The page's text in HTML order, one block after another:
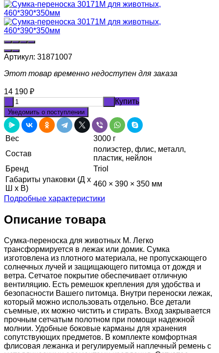
Артикул: 31871007
Этот товар временно недоступен для заказа
14 190 ₽
Купить
Уведомить о поступлении
Вес
3000 г
Состав
полиэстер, флис, металл,
пластик, нейлон
Бренд
Triol
Габариты упаковки (Д х
Ш х В)
460 × 390 × 350 мм
Подробные характеристики
Описание товара
Сумка-переноска для животных M. Легко
трансформируется в лежак или домик. Сумка
изготовлена из плотного материала, не пропускающего
солнечных лучей и защищающего питомца от дождя и
ветра. Сетчатое покрытие обеспечивает отличную
вентиляцию. Есть ремешок крепления для удобства и
безопасности Вашего питомца. Внутри переноски лежак,
который можно использовать отдельно. Все детали
съемные, их можно чистить и стирать. Вход закрывается
прочным сетчатым полотном при помощи надежной
молнии. Удобные боковые карманы для хранения
сопутствующих предметов. В комплекте комфортная
флисовая лежанка и регулируемый наплечный ремень с